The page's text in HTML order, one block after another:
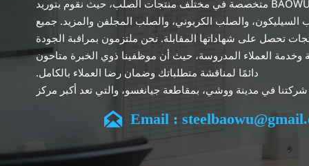
تعد BAOWU Metal متخصصة في مختلف منتجات الصلب، حيث نقوم بتوريد
السيليكون، والصلب الكربوني، والصلب المجلفن والمزيد. جميع
تحصل على شهاداتها المقابلة. نحن ملتزمون بمراقبة الجودة
وخدمة العملاء المدروسة، حيث أن موظفينا ذوي الخبرة متاحون
دائمًا لمناقشة متطلباتك وضمان رضا العملاء بالكامل.
في مدينة ووشي، بمقاطعة جيانغسو، والتي تعد أكبر مركز
غنية في مختلف مشاريع صلب السيليكون، كما أننا على دراية
بمجموعة متنوعة من معايير صلب السيليكون، مثل CE، وSGS وغيرها. يمكننا
والتخصيص وفقًا لمتطلباتك الفريدة، ونضمن السلامة والكفاءة
 Email :